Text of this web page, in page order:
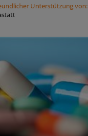
Unterstützung von: